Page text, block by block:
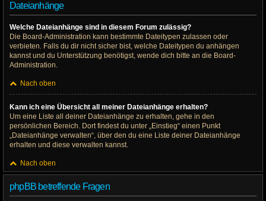
Dateianhänge
Welche Dateianhänge sind in diesem Forum zulässig?
Die Board-Administration kann bestimmte Dateitypen zulassen oder
verbieten. Falls du dir nicht sicher bist, welche Dateitypen du anhängen
kannst und du Unterstützung benötigst, wende dich bitte an die Board-
Administration.
Nach oben
Kann ich eine Übersicht all meiner Dateianhänge erhalten?
Um eine Liste all deiner Dateianhänge zu erhalten, gehe in den
persönlichen Bereich. Dort findest du unter „Einstieg“ einen Punkt
„Dateianhänge verwalten“, über den du eine Liste deiner Dateianhänge
erhalten und diese verwalten kannst.
Nach oben
phpBB betreffende Fragen